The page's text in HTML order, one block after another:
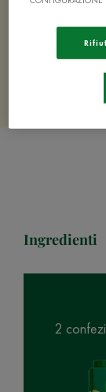
Ingredienti
2